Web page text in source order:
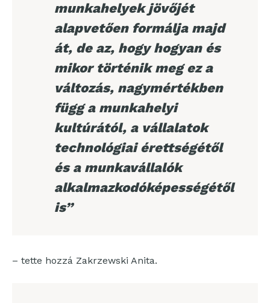
munkahelyek jövőjét
alapvetően formálja majd
át, de az, hogy hogyan és
mikor történik meg ez a
változás, nagymértékben
függ a munkahelyi
kultúrától, a vállalatok
technológiai érettségétől
és a munkavállalók
alkalmazkodóképességétől
is”
– tette hozzá Zakrzewski Anita.